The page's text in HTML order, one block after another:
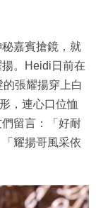
嘉賓搶鏡，就
。Heidi日前在
張耀揚穿上白
，連心口位恤
留言：「好耐
耀揚哥風采依